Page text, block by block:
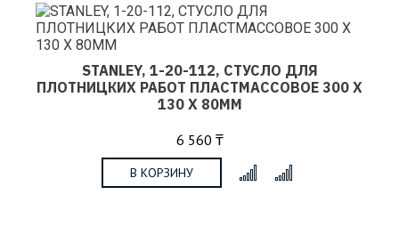
STANLEY, 1-20-112, СТУСЛО ДЛЯ
ПЛОТНИЦКИХ РАБОТ ПЛАСТМАССОВОЕ 300 Х
130 Х 80ММ
6 560 ₸
В КОРЗИНУ